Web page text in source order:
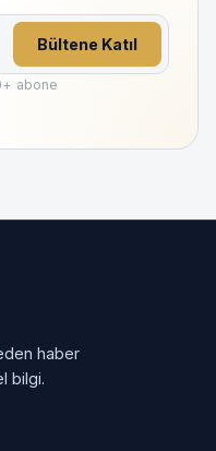
Bültene Katıl
+ abone
haber
bilgi.